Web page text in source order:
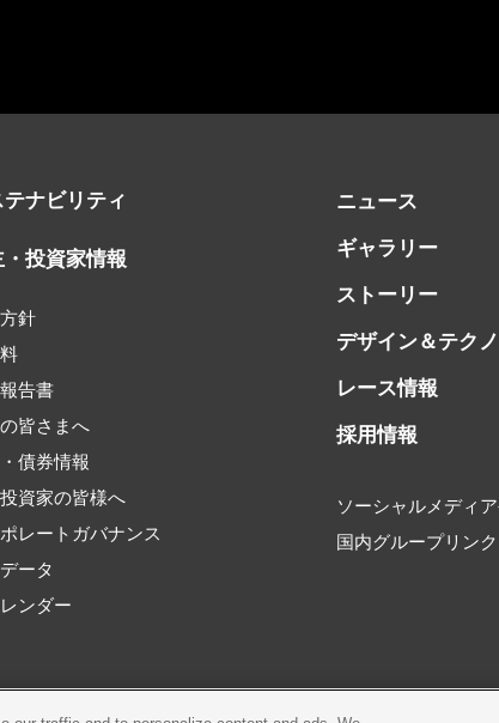
ナビリティ
・投資家情報
針
告書
皆さまへ
債券情報
資家の皆様へ
レートガバナンス
ータ
ンダー
ニュース
ギャラリー
ストーリー
デザイン＆テク
レース情報
採用情報
ソーシャルメディ
国内グループリンク